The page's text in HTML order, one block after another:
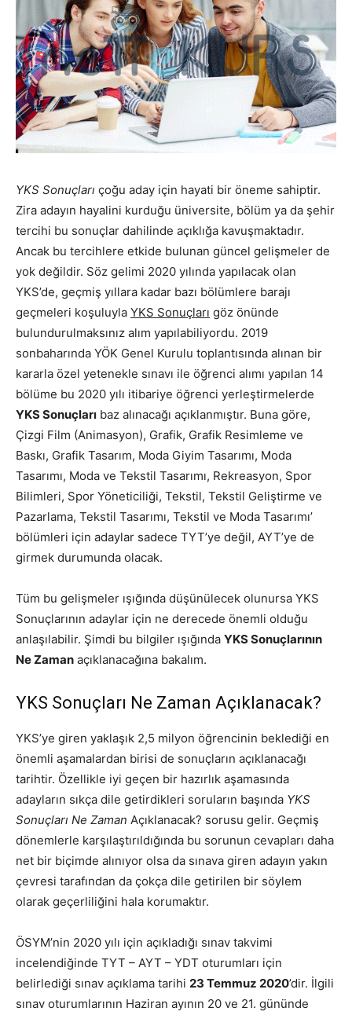
YKS Sonuçları çoğu aday için hayati bir öneme sahiptir.
Zira adayın hayalini kurduğu üniversite, bölüm ya da şehir
tercihi bu sonuçlar dahilinde açıklığa kavuşmaktadır.
Ancak bu tercihlere etkide bulunan güncel gelişmeler de
yok değildir. Söz gelimi 2020 yılında yapılacak olan
YKS’de, geçmiş yıllara kadar bazı bölümlere barajı
geçmeleri koşuluyla YKS Sonuçları göz önünde
bulundurulmaksınız alım yapılabiliyordu. 2019
sonbaharında YÖK Genel Kurulu toplantısında alınan bir
kararla özel yetenekle sınavı ile öğrenci alımı yapılan 14
bölüme bu 2020 yılı itibariye öğrenci yerleştirmelerde
YKS Sonuçları baz alınacağı açıklanmıştır. Buna göre,
Çizgi Film (Animasyon), Grafik, Grafik Resimleme ve
Baskı, Grafik Tasarım, Moda Giyim Tasarımı, Moda
Tasarımı, Moda ve Tekstil Tasarımı, Rekreasyon, Spor
Bilimleri, Spor Yöneticiliği, Tekstil, Tekstil Geliştirme ve
Pazarlama, Tekstil Tasarımı, Tekstil ve Moda Tasarımı’
bölümleri için adaylar sadece TYT’ye değil, AYT’ye de
girmek durumunda olacak.
Tüm bu gelişmeler ışığında düşünülecek olunursa YKS
Sonuçlarının adaylar için ne derecede önemli olduğu
anlaşılabilir. Şimdi bu bilgiler ışığında YKS Sonuçlarının
Ne Zaman açıklanacağına bakalım.
YKS Sonuçları Ne Zaman Açıklanacak?
YKS’ye giren yaklaşık 2,5 milyon öğrencinin beklediği en
önemli aşamalardan birisi de sonuçların açıklanacağı
tarihtir. Özellikle iyi geçen bir hazırlık aşamasında
adayların sıkça dile getirdikleri soruların başında YKS
Sonuçları Ne Zaman Açıklanacak? sorusu gelir. Geçmiş
dönemlerle karşılaştırıldığında bu sorunun cevapları daha
net bir biçimde alınıyor olsa da sınava giren adayın yakın
çevresi tarafından da çokça dile getirilen bir söylem
olarak geçerliliğini hala korumaktır.
ÖSYM’nin 2020 yılı için açıkladığı sınav takvimi
incelendiğinde TYT – AYT – YDT oturumları için
belirlediği sınav açıklama tarihi 23 Temmuz 2020’dir. İlgili
sınav oturumlarının Haziran ayının 20 ve 21. gününde